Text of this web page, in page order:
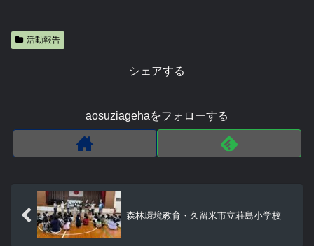
活動報告
シェアする
aosuziagehaをフォローする
森林環境教育・久留米市立荘島小学校